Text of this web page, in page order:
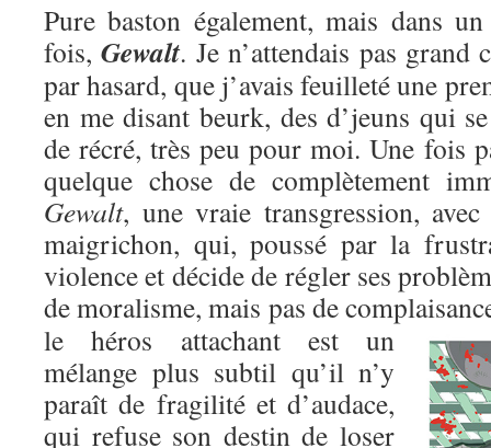
Pure baston également, mais dans
fois,Gewalt. Je n’attendais pas grand
par hasard, que j’avais feuilleté une
en me disant beurk, des d’jeuns qui
de récré, très peu pour moi. Une fois
quelque chose de complètement
Gewalt, une vraie transgression,
maigrichon, qui, poussé par la
violence et décide de régler ses
de moralisme, mais pas de
le héros attachant est un
mélange plus subtil qu’il n’y
paraît de fragilité et d’audace,
qui refuse son destin de loser